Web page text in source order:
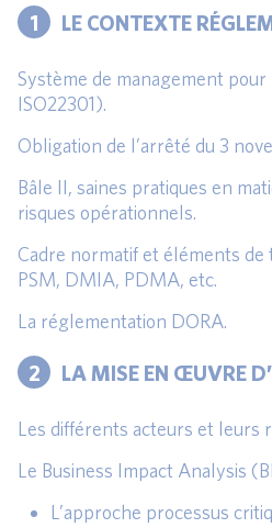
1 LE CONTEXTE
Système de management
ISO22301).
Obligation de l’arrêté du 3
Bâle II, saines pratiques en
risques opérationnels.
Cadre normatif et éléments de
PSM, DMIA, PDMA, etc.
La réglementation DORA.
2 LA MISE EN ŒUVRE
Les différents acteurs et leurs
Le Business Impact Analysis
L’approche processus